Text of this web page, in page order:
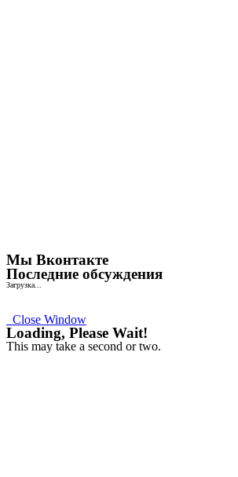
Мы Вконтакте
Последние обсуждения
Загрузка...
Close Window
Loading, Please Wait!
This may take a second or two.